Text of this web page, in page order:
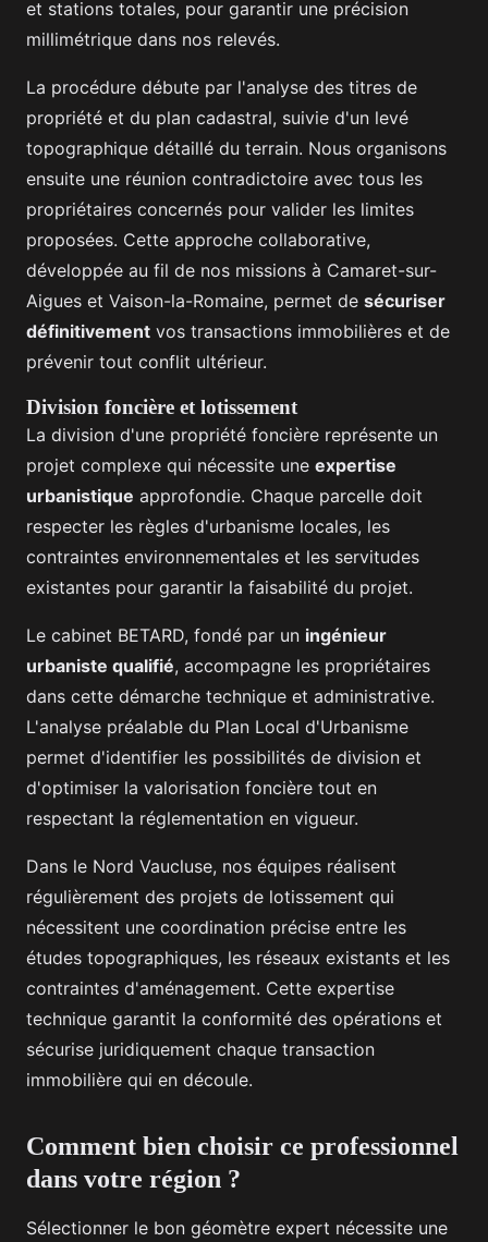
et stations totales, pour garantir une précision
millimétrique dans nos relevés.
La procédure débute par l'analyse des titres de
propriété et du plan cadastral, suivie d'un levé
topographique détaillé du terrain. Nous organisons
ensuite une réunion contradictoire avec tous les
propriétaires concernés pour valider les limites
proposées. Cette approche collaborative,
développée au fil de nos missions à Camaret-sur-
Aigues et Vaison-la-Romaine, permet de sécuriser
définitivement vos transactions immobilières et de
prévenir tout conflit ultérieur.
Division foncière et lotissement
La division d'une propriété foncière représente un
projet complexe qui nécessite une expertise
urbanistique approfondie. Chaque parcelle doit
respecter les règles d'urbanisme locales, les
contraintes environnementales et les servitudes
existantes pour garantir la faisabilité du projet.
Le cabinet BETARD, fondé par un ingénieur
urbaniste qualifié, accompagne les propriétaires
dans cette démarche technique et administrative.
L'analyse préalable du Plan Local d'Urbanisme
permet d'identifier les possibilités de division et
d'optimiser la valorisation foncière tout en
respectant la réglementation en vigueur.
Dans le Nord Vaucluse, nos équipes réalisent
régulièrement des projets de lotissement qui
nécessitent une coordination précise entre les
études topographiques, les réseaux existants et les
contraintes d'aménagement. Cette expertise
technique garantit la conformité des opérations et
sécurise juridiquement chaque transaction
immobilière qui en découle.
Comment bien choisir ce professionnel
dans votre région ?
Sélectionner le bon géomètre expert nécessite une